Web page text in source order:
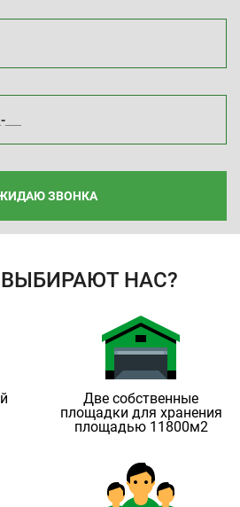
ЗВОНКА
НАС?
Две собственные
площадки для хранения
площадью 11800м2